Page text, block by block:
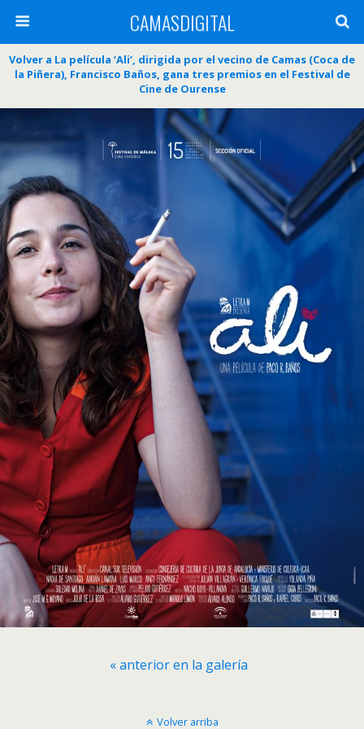
CAMASDIGITAL
Volver a La película ‘Ali’, dirigida por el vecino de Camas (Coca de
la Piñera), Francisco Baños, gana tres premios en el Festival de
Cine de Ourense
« anterior en la galería
Volver arriba